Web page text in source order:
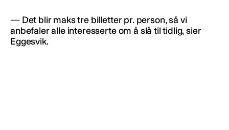
— Det blir maks tre billetter pr. person, så vi
anbefaler alle interesserte om å slå til tidlig, sier
Eggesvik.